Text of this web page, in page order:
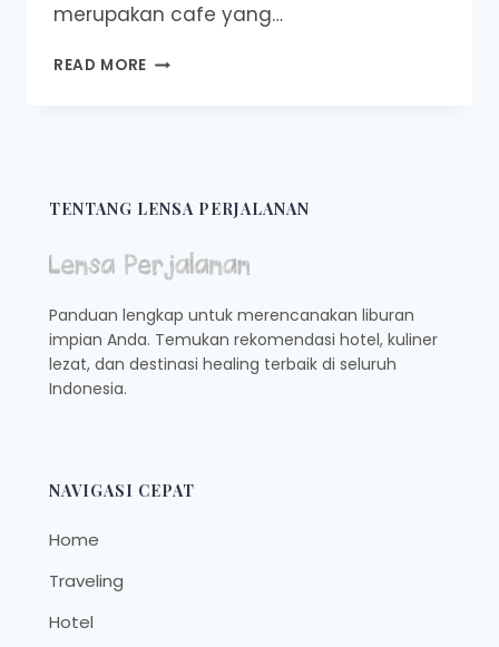
merupakan cafe yang…
READ MORE 5
FAVORIT
NONGKRONG
ANAK
FREE
WIFI
DAN
TENTANG LENSA PERJALANAN
Panduan lengkap untuk merencanakan liburan
impian Anda. Temukan rekomendasi hotel, kuliner
lezat, dan destinasi healing terbaik di seluruh
Indonesia.
NAVIGASI CEPAT
Home
Traveling
Hotel